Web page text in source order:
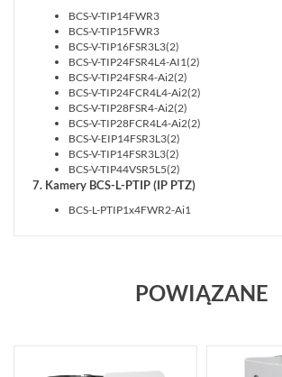
BCS-V-TIP14FWR3
BCS-V-TIP15FWR3
BCS-V-TIP16FSR3L3(2)
BCS-V-TIP24FSR4L4-AI1(2)
BCS-V-TIP24FSR4-Ai2(2)
BCS-V-TIP24FCR4L4-Ai2(2)
BCS-V-TIP28FSR4-Ai2(2)
BCS-V-TIP28FCR4L4-Ai2(2)
BCS-V-EIP14FSR3L3(2)
BCS-V-TIP14FSR3L3(2)
BCS-V-TIP44VSR5L5(2)
7. Kamery BCS-L-PTIP (IP PTZ)
BCS-L-PTIP1x4FWR2-Ai1
POWIĄZANE